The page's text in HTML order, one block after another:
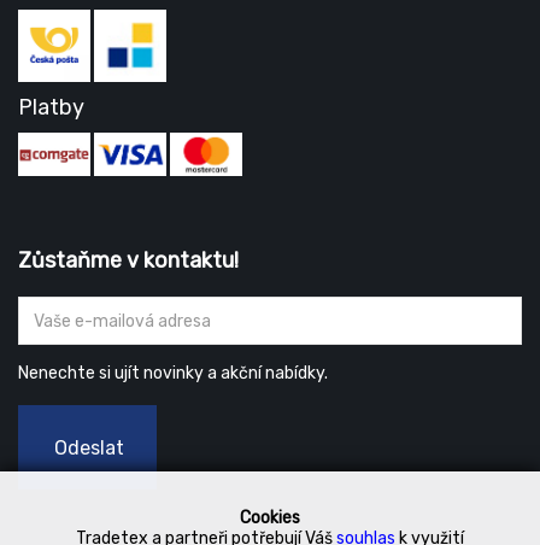
Cookies
Tradetex a partneři potřebují Vášsouhlas k využití
Platby
Zůstaňme v kontaktu!
Nenechte si ujít novinky a akční nabídky.
Odeslat